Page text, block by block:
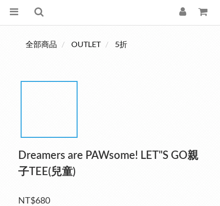
全部商品 OUTLET 5折
Dreamers are PAWsome! LET"S GO親
子TEE(兒童)
NT$680